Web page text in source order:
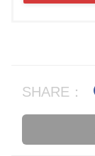
SHARE：